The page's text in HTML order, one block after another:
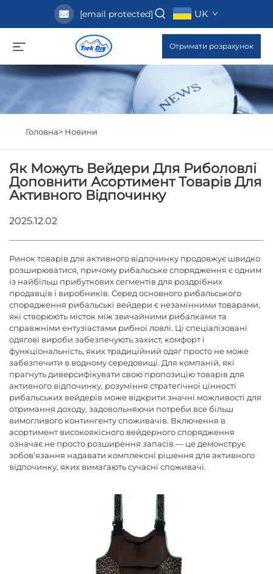
[email protected] UK
Отримати розрахунок
Головна> Новини
Як Можуть Вейдери Для Риболовлі
Доповнити Асортимент Товарів Для
Активного Відпочинку
2025.12.02
Ринок товарів для активного відпочинку продовжує швидко
розширюватися, причому рибальське спорядження є одним
із найбільш прибуткових сегментів для роздрібних
продавців і виробників. Серед основного рибальського
спорядження рибальські вейдери є незамінними товарами,
які створюють місток між звичайними рибалками та
справжніми ентузіастами рибної ловлі. Ці спеціалізовані
одягові вироби забезпечують захист, комфорт і
функціональність, яких традиційний одяг просто не може
забезпечити в водному середовищі. Для компаній, які
прагнуть диверсифікувати свою пропозицію товарів для
активного відпочинку, розуміння стратегічної цінності
рибальських вейдерів може відкрити значні можливості для
отримання доходу, задовольняючи потреби все більш
вимогливого контингенту споживачів. Включення в
асортимент високоякісного вейдерного спорядження
означає не просто розширення запасів — це демонструє
зобов’язання надавати комплексні рішення для активного
відпочинку, яких вимагають сучасні споживачі.